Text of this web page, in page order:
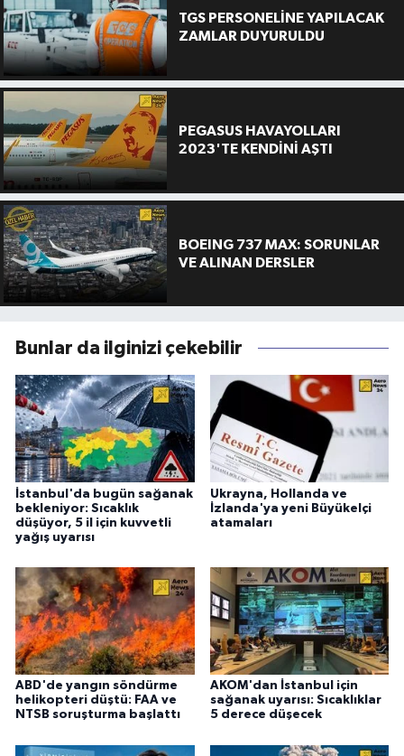
TGS PERSONELİNE YAPILACAK
ZAMLAR DUYURULDU
PEGASUS HAVAYOLLARI
2023'TE KENDİNİ AŞTI
BOEING 737 MAX: SORUNLAR
VE ALINAN DERSLER
Bunlar da ilginizi çekebilir
İstanbul'da bugün sağanak
bekleniyor: Sıcaklık
düşüyor, 5 il için kuvvetli
yağış uyarısı
Ukrayna, Hollanda ve
İzlanda'ya yeni Büyükelçi
atamaları
ABD'de yangın söndürme
helikopteri düştü: FAA ve
NTSB soruşturma başlattı
AKOM'dan İstanbul için
sağanak uyarısı: Sıcaklıklar
5 derece düşecek